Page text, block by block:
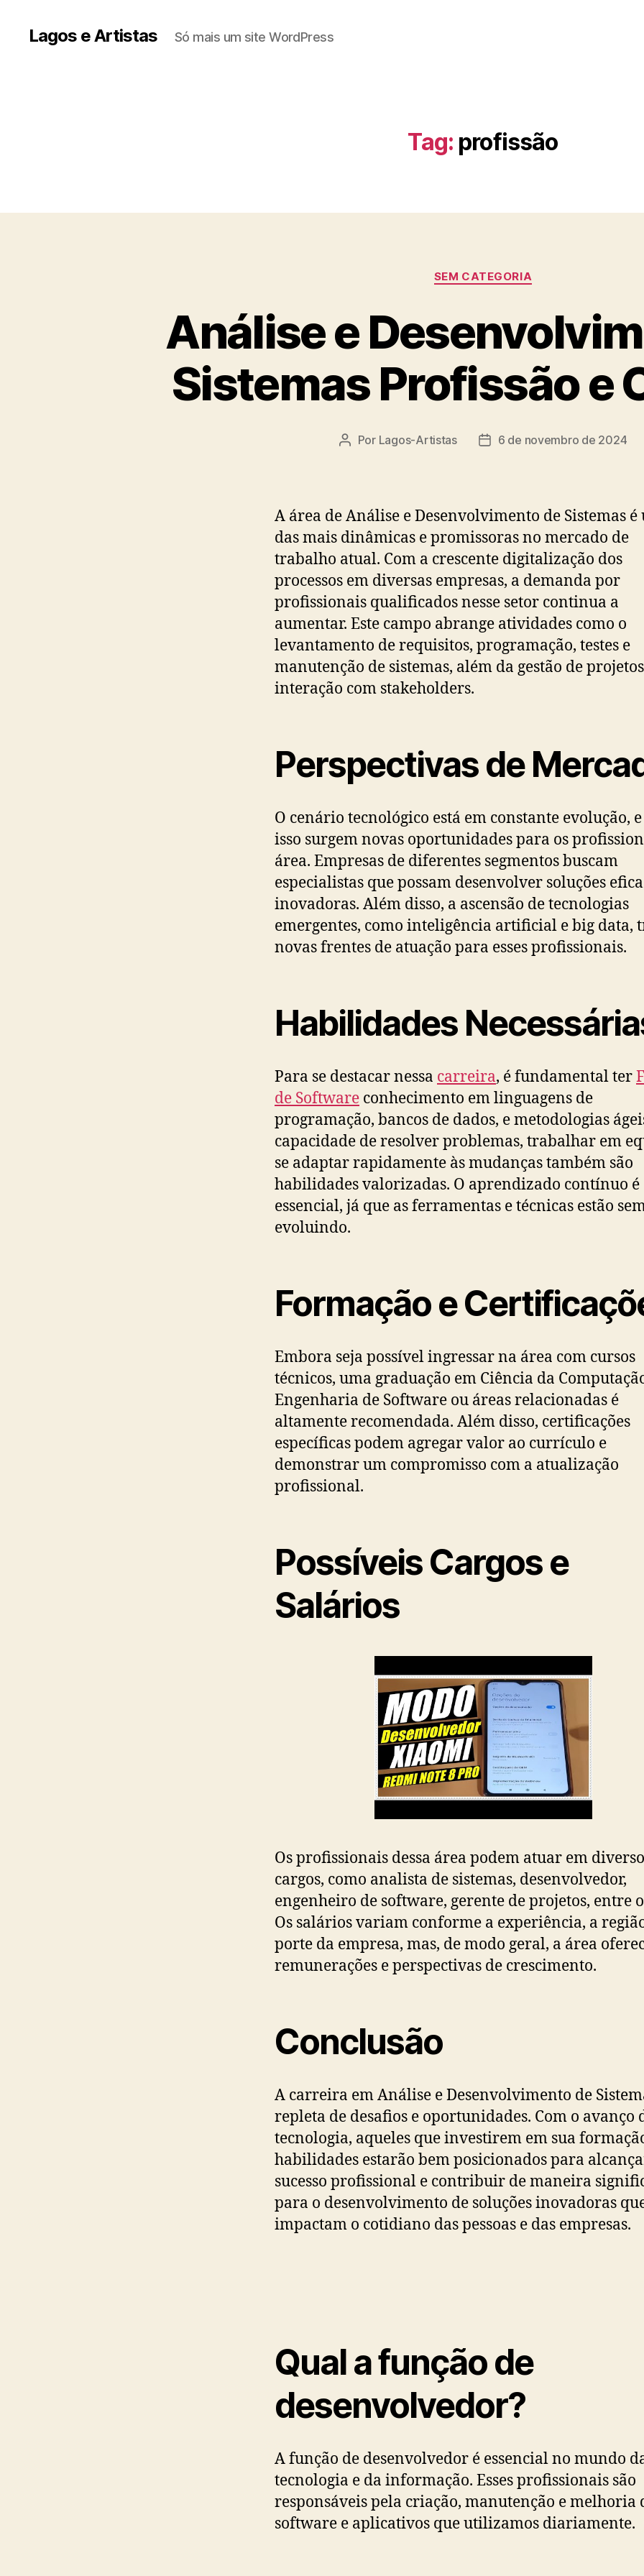
Lagos e Artistas Só mais um site WordPress
Tag: profissão
Categorias
SEM CATEGORIA
Análise e
Sistemas Profissão e
Autor
Por Lagos-Artistas
Data6 de novembro de 2024
A área de Análise e Desenvolvimento de Sistemas é
das mais dinâmicas e promissoras no mercado de
trabalho atual. Com a crescente digitalização dos
processos em diversas empresas, a demanda por
profissionais qualificados nesse setor continua a
aumentar. Este campo abrange atividades como o
levantamento de requisitos, programação, testes e
manutenção de sistemas, além da gestão de
interação com stakeholders.
Perspectivas de
O cenário tecnológico está em constante evolução,
isso surgem novas oportunidades para os
área. Empresas de diferentes segmentos buscam
especialistas que possam desenvolver soluções
inovadoras. Além disso, a ascensão de tecnologias
emergentes, como inteligência artificial e big data,
novas frentes de atuação para esses profissionais.
Habilidades
Para se destacar nessa carreira, é fundamental ter
de Software conhecimento em linguagens de
programação, bancos de dados, e metodologias
capacidade de resolver problemas, trabalhar em
se adaptar rapidamente às mudanças também são
habilidades valorizadas. O aprendizado contínuo é
essencial, já que as ferramentas e técnicas estão
evoluindo.
Formação e
Embora seja possível ingressar na área com cursos
técnicos, uma graduação em Ciência da
Engenharia de Software ou áreas relacionadas é
altamente recomendada. Além disso, certificações
específicas podem agregar valor ao currículo e
demonstrar um compromisso com a atualização
profissional.
Possíveis Cargos e
Salários
Os profissionais dessa área podem atuar em
cargos, como analista de sistemas, desenvolvedor,
engenheiro de software, gerente de projetos, entre
Os salários variam conforme a experiência, a
porte da empresa, mas, de modo geral, a área
remunerações e perspectivas de crescimento.
Conclusão
A carreira em Análise e Desenvolvimento de
repleta de desafios e oportunidades. Com o avanço
tecnologia, aqueles que investirem em sua
habilidades estarão bem posicionados para
sucesso profissional e contribuir de maneira
para o desenvolvimento de soluções inovadoras
impactam o cotidiano das pessoas e das empresas.
Qual a função de
desenvolvedor?
A função de desenvolvedor é essencial no mundo
tecnologia e da informação. Esses profissionais são
responsáveis pela criação, manutenção e melhoria
software e aplicativos que utilizamos diariamente.